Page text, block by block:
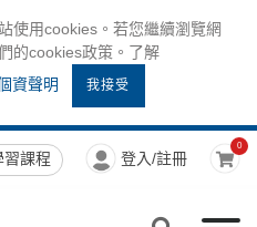
使用cookies。若您繼續瀏覽網
的cookies政策。了解
資聲明
我接受
習課程 登入/註冊
0